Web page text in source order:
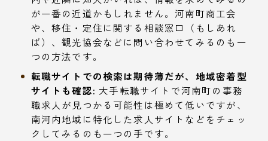
が一番の近道かもしれません。河南町商工会
や、移住・定住に関する相談窓口（もしあれ
ば）、観光協会などに問い合わせてみるのも一
つの方法です。
転職サイトでの検索は期待薄だが、地域密着型
サイトも確認: 大手転職サイトで河南町の事務
職求人が見つかる可能性は極めて低いですが、
南河内地域に特化した求人サイトなどをチェッ
クしてみるのも一つの手です。